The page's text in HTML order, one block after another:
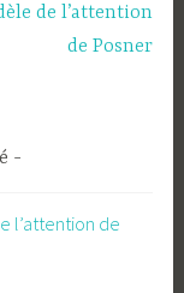
de l’attention
de Posner
l’attention de